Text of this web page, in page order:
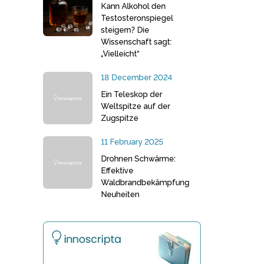
Kann Alkohol den
Testosteronspiegel
steigern? Die
Wissenschaft sagt:
„Vielleicht“
18 December 2024
Ein Teleskop der
Weltspitze auf der
Zugspitze
11 February 2025
Drohnen Schwärme:
Effektive
Waldbrandbekämpfung
Neuheiten